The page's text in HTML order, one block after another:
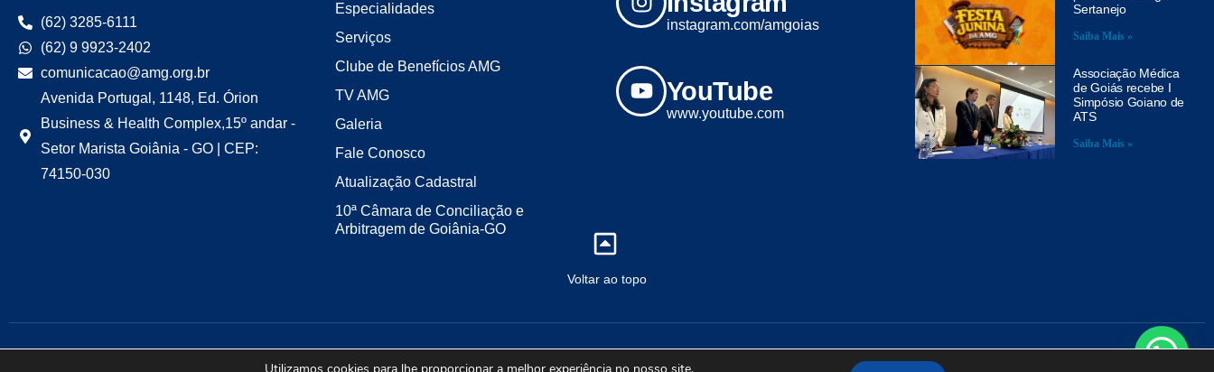
(62) 3285-6111
(62) 9 9923-2402
comunicacao@amg.org.br
Avenida Portugal, 1148, Ed. Órion
Business & Health Complex,15º andar -
Setor Marista Goiânia - GO | CEP:
74150-030
Especialidades
Serviços
Clube de Benefícios AMG
TV AMG
Galeria
Fale Conosco
Atualização Cadastral
10ª Câmara de Conciliação e
Arbitragem de Goiânia-GO
instagram.com/amgoias
YouTube
www.youtube.com
Sertanejo
Saiba Mais »
Associação Médica
de Goiás recebe I
Simpósio Goiano de
ATS
Saiba Mais »
Voltar ao topo